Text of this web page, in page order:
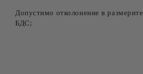
Допустимо отколонение в
БДС;